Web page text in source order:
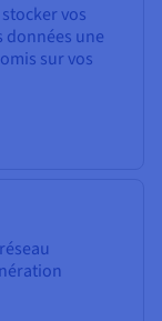
vos
données une
sur vos